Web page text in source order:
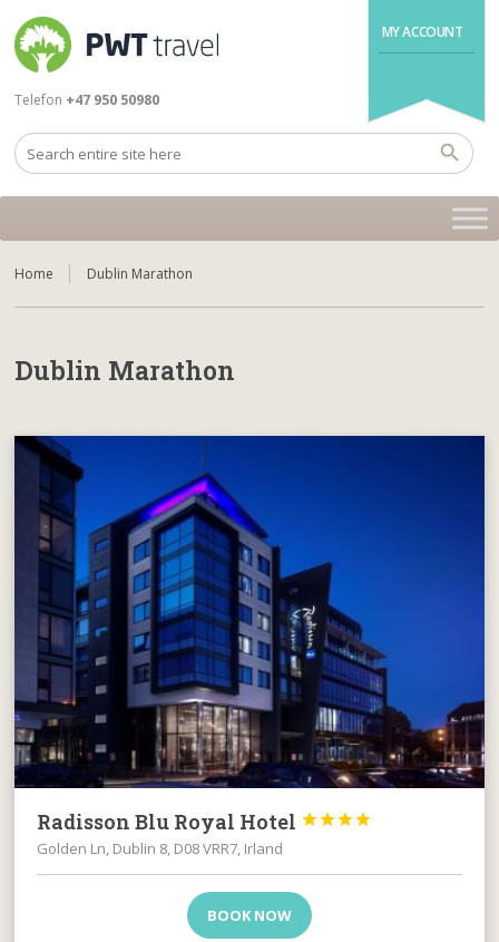
MY ACCOUNT
Telefon +47 950 50980
Home Dublin Marathon
Dublin Marathon
Radisson Blu Royal Hotel 



Golden Ln, Dublin 8, D08 VRR7, Irland
BOOK NOW